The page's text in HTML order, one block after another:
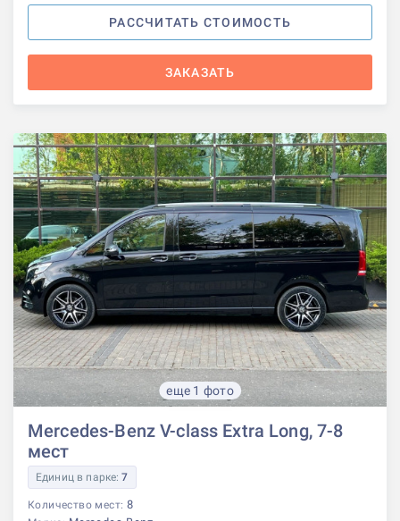
РАССЧИТАТЬ СТОИМОСТЬ
ЗАКАЗАТЬ
еще 1 фото
Mercedes-Benz V-class Extra Long, 7-8
мест
Единиц в парке:7
Количество мест: 8